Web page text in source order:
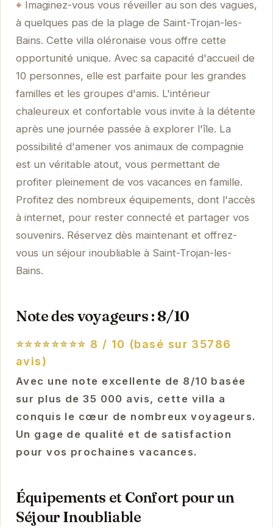
Imaginez-vous vous réveiller au son des vagues,
à quelques pas de la plage de Saint-Trojan-les-
Bains. Cette villa oléronaise vous offre cette
opportunité unique. Avec sa capacité d'accueil de
10 personnes, elle est parfaite pour les grandes
familles et les groupes d'amis. L'intérieur
chaleureux et confortable vous invite à la détente
après une journée passée à explorer l'île. La
possibilité d'amener vos animaux de compagnie
est un véritable atout, vous permettant de
profiter pleinement de vos vacances en famille.
Profitez des nombreux équipements, dont l'accès
à internet, pour rester connecté et partager vos
souvenirs. Réservez dès maintenant et offrez-
vous un séjour inoubliable à Saint-Trojan-les-
Bains.
Note des voyageurs : 8/10
⭐⭐⭐⭐⭐⭐⭐⭐ 8 / 10 (basé sur 35786
avis)
Avec une note excellente de 8/10 basée
sur plus de 35 000 avis, cette villa a
conquis le cœur de nombreux voyageurs.
Un gage de qualité et de satisfaction
pour vos prochaines vacances.
Équipements et Confort pour un
Séjour Inoubliable